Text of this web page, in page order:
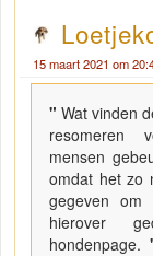
15 maart 2021 om
"Wat vinden
resomeren
mensen
omdat het zo
gegeven
hierover
hondenpage.